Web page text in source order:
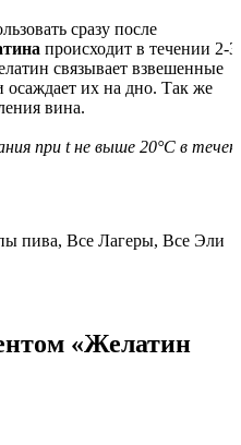
сразу после
происходит в течении 2-3
связывает взвешенные
их на дно. Так же
вина.
при t не выше 20°С в
пива, Все Лагеры, Все Эли
«Желатин